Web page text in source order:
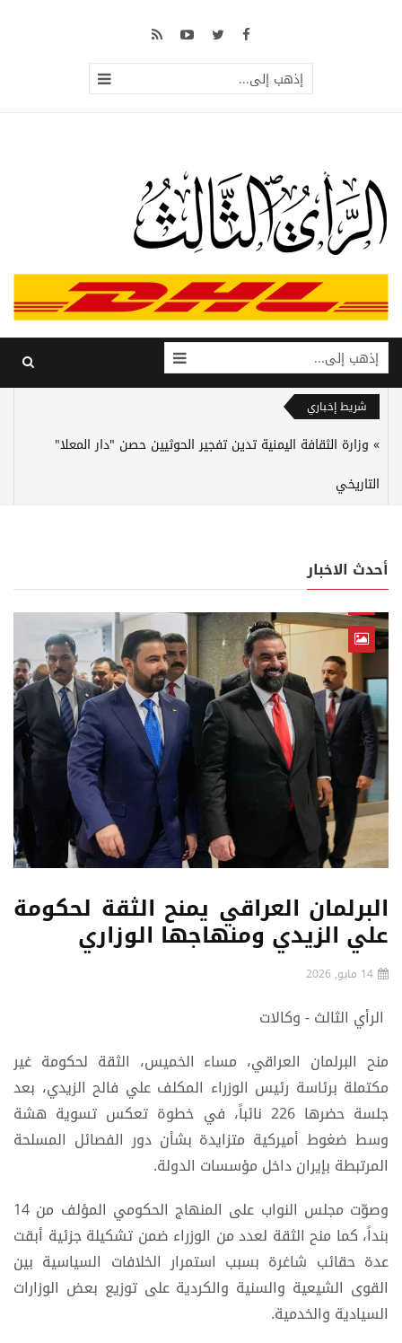
إذهب إلى...
إذهب إلى...
شريط إخباري
وزارة الثقافة اليمنية تدين تفجير الحوثيين حصن "دار المعلا"
التاريخي
أحدث الاخبار
البرلمان العراقي يمنح الثقة لحكومة
علي الزيدي ومنهاجها الوزاري
14 مايو, 2026
الرأي الثالث - وكالات
منح البرلمان العراقي، مساء الخميس، الثقة لحكومة غير
مكتملة برئاسة رئيس الوزراء المكلف علي فالح الزيدي، بعد
جلسة حضرها 226 نائباً، في خطوة تعكس تسوية هشة
وسط ضغوط أميركية متزايدة بشأن دور الفصائل المسلحة
المرتبطة بإيران داخل مؤسسات الدولة.
وصوّت مجلس النواب على المنهاج الحكومي المؤلف من 14
بنداً، كما منح الثقة لعدد من الوزراء ضمن تشكيلة جزئية أبقت
عدة حقائب شاغرة بسبب استمرار الخلافات السياسية بين
القوى الشيعية والسنية والكردية على توزيع بعض الوزارات
السيادية والخدمية.